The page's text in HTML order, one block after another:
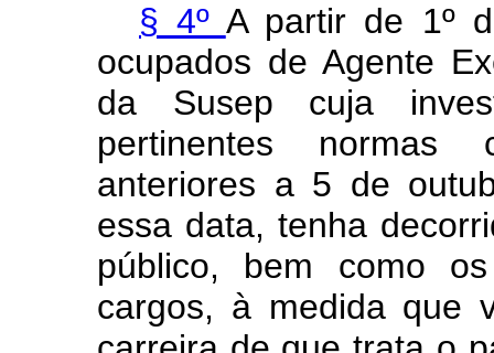
§ 4º A partir de 1º
ocupados de Agente
da Susep cuja
pertinentes normas
anteriores a 5 de
essa data, tenha
público, bem como
cargos, à medida que